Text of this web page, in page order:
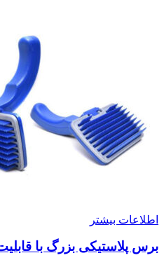
اطلاعات بیشتر
برس پلاستیکی بزرگ با